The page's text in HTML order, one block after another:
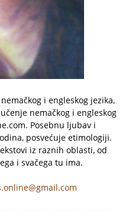
i engleskog jezika,
nemačkog i engleskog
Posebnu ljubav i
posvećuje etimologiji.
iz raznih oblasti, od
i svačega tu ima.